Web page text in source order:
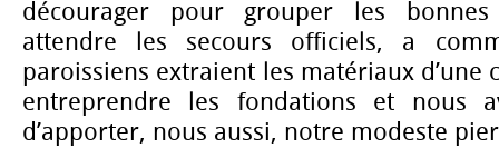
décourager pour grouper les
attendre les secours officiels, a
paroissiens extraient les matériaux
entreprendre les fondations et nous
d’apporter, nous aussi, notre modeste